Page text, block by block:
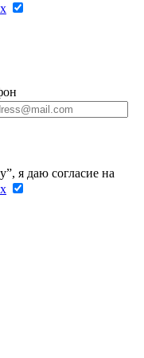
я даю согласие на